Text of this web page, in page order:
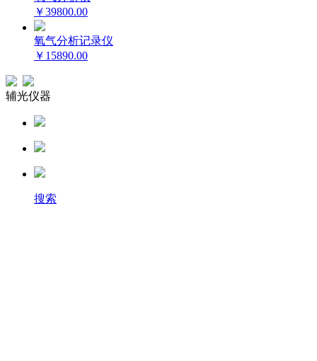
￥39800.00
氧气分析记录仪
￥15890.00
辅光仪器
搜索